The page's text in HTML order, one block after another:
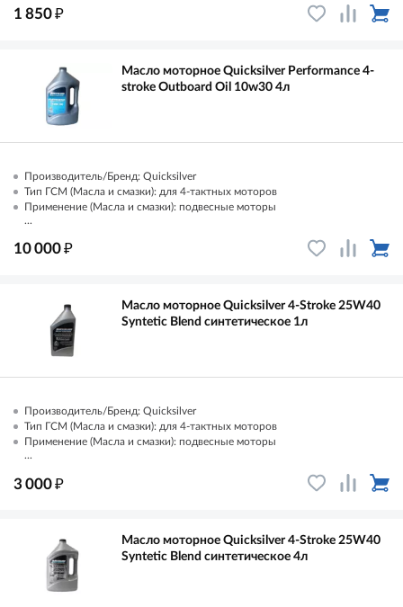
1 850₽
Масло моторное Quicksilver Performance 4-
stroke Outboard Oil 10w30 4л
Производитель/Бренд: Quicksilver
Тип ГСМ (Масла и смазки): для 4-тактных моторов
Применение (Масла и смазки): подвесные моторы
...
10 000₽
Масло моторное Quicksilver 4-Stroke 25W40
Syntetic Blend синтетическое 1л
Производитель/Бренд: Quicksilver
Тип ГСМ (Масла и смазки): для 4-тактных моторов
Применение (Масла и смазки): подвесные моторы
...
3 000₽
Масло моторное Quicksilver 4-Stroke 25W40
Syntetic Blend синтетическое 4л